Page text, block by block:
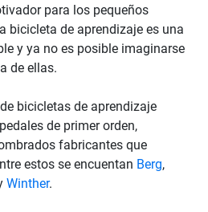
para los pequeños
bicicleta de aprendizaje es una
y ya no es posible imaginarse
de ellas.
bicicletas de aprendizaje
de primer orden,
fabricantes que
estos se encuentan Berg,
Winther.